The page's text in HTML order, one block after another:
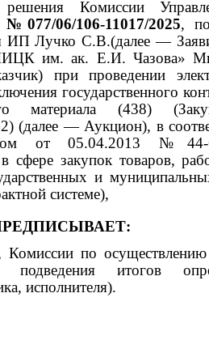
Комиссии
№077/06/106-11017/2025,
ИП Лучко С.В.(далее—
им. ак. Е.И. Чазова»
при проведении
государственного
материала (438)
(далее— Аукцион), в
от05.04.2013
сфере закупок товаров,
и
системе),
Комиссии по
подведения итогов
исполнителя).